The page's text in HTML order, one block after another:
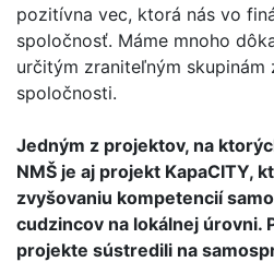
pozitívna vec, ktorá nás vo
spoločnosť. Máme mnoho
určitým zraniteľným skupinám
spoločnosti.
Jedným z projektov, na
NMŠ je aj projekt KapaCITY,
zvyšovaniu kompetencií
cudzincov na lokálnej úrovni.
projekte sústredili na